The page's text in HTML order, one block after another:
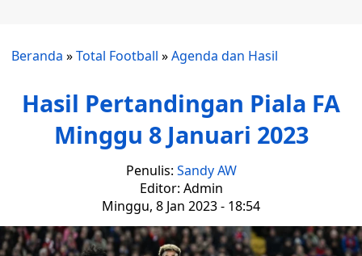
Beranda »Total Football »Agenda dan Hasil
Hasil Pertandingan Piala FA
Minggu 8 Januari 2023
Penulis: Sandy AW
Editor: Admin
Minggu, 8 Jan 2023 - 18:54